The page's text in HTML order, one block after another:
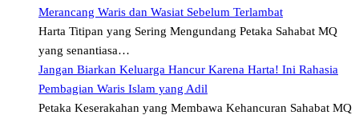
Merancang Waris dan Wasiat Sebelum Terlambat
Harta Titipan yang Sering Mengundang Petaka Sahabat MQ
yang senantiasa…
Jangan Biarkan Keluarga Hancur Karena Harta! Ini Rahasia
Pembagian Waris Islam yang Adil
Petaka Keserakahan yang Membawa Kehancuran Sahabat MQ